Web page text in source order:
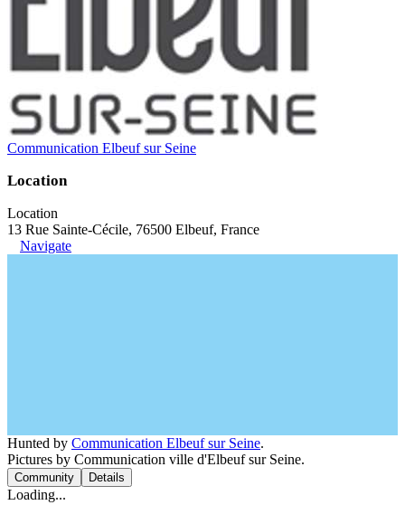
Communication Elbeuf sur Seine
Location
Location
13 Rue Sainte-Cécile, 76500 Elbeuf, France
Navigate
Hunted by Communication Elbeuf sur Seine.
Pictures by Communication ville d'Elbeuf sur Seine.
Community Details
Loading...